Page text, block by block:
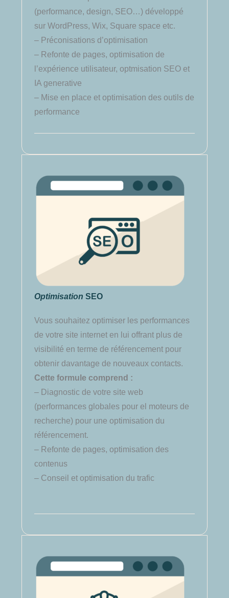
(performance, design, SEO…) développé
sur WordPress, Wix, Square space etc.
– Préconisations d’optimisation
– Refonte de pages, optimisation de
l’expérience utilisateur, optmisation SEO et
IA generative
– Mise en place et optimisation des outils de
performance
Optimisation SEO
Vous souhaitez optimiser les performances
de votre site internet en lui offrant plus de
visibilité en terme de référencement pour
obtenir davantage de nouveaux contacts.
Cette formule comprend :
– Diagnostic de votre site web
(performances globales pour el moteurs de
recherche) pour une optimisation du
référencement.
– Refonte de pages, optimisation des
contenus
– Conseil et optimisation du trafic